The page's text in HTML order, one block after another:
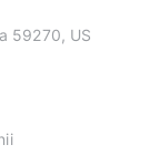
59270, US